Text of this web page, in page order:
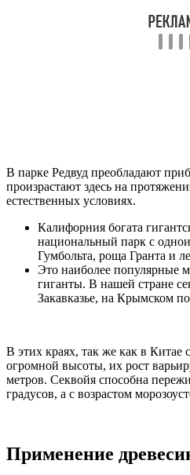
В парке Редвуд преобладают
произрастают здесь на
естественных условиях.
Калифорния богата
национальный парк с
Гумбольта, роща Гранта и
Это наиболее популярные
гиганты. В нашей стране
Закавказье, на Крымском
В этих краях, так же как в Китае
огромной высоты, их рост
метров. Секвойя способна
градусов, а с возрастом
Применение